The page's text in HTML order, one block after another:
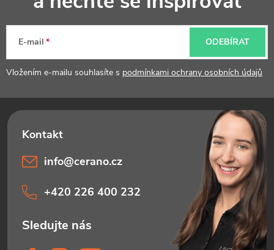
a
E-mail
Vložením e-mailu souhlasíte s podmínkami ochrany osobních údajů
ODEBÍRAT
info@cerano.cz
+420 226 400 232